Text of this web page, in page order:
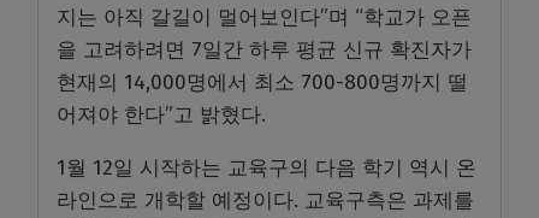
지는 아직 갈길이 멀어보인다”며 “학교가 오픈
을 고려하려면 7일간 하루 평균 신규 확진자가
현재의 14,000명에서 최소 700-800명까지 떨
어져야 한다”고 밝혔다.
1월 12일 시작하는 교육구의 다음 학기 역시 온
라인으로 개학할 예정이다. 교육구측은 과제를